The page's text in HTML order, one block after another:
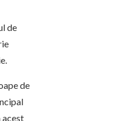
de
de
acest